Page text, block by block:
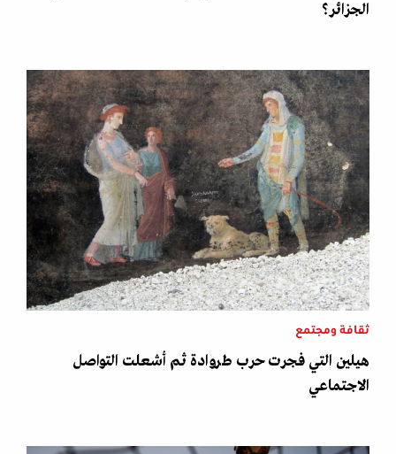
الجزائر؟
ثقافة ومجتمع
هيلين التي فجرت حرب طروادة ثم أشعلت التواصل
الاجتماعي